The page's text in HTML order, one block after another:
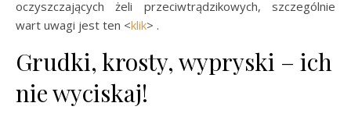
oczyszczających żeli przeciwtrądzikowych, szczególnie
wart uwagi jest ten <klik> .
Grudki, krosty, wypryski – ich
nie wyciskaj!